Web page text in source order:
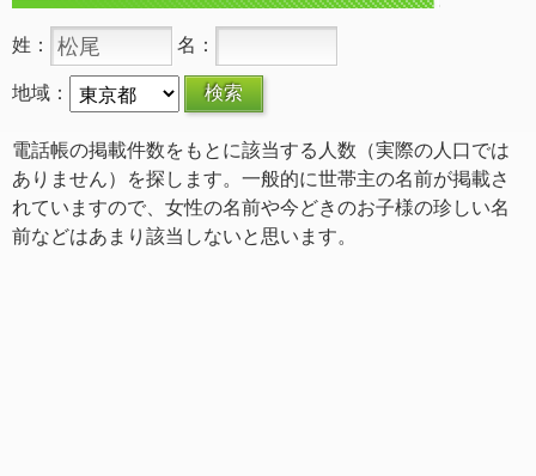
姓： 名：
地域：
電話帳の掲載件数をもとに該当する人数（実際の人口では
ありません）を探します。一般的に世帯主の名前が掲載さ
れていますので、女性の名前や今どきのお子様の珍しい名
前などはあまり該当しないと思います。